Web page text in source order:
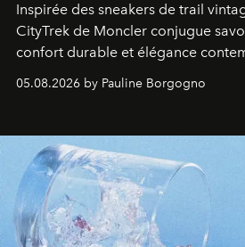
Inspirée des sneakers de trail
CityTrek de Moncler conjugue
confort durable et élégance
accompagner les explorations du
05.08.2026 by Pauline Borgogno